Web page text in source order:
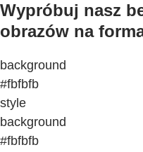
Wypróbuj nasz
obrazów na
background
#fbfbfb
style
background
#fbfbfb